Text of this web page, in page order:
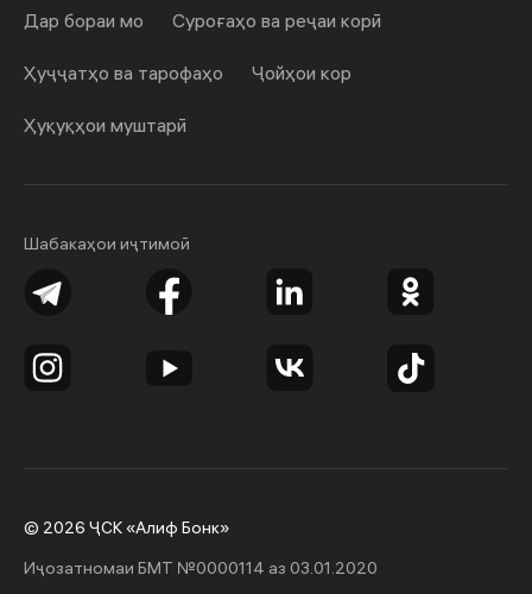
Шабакаҳои иҷтимоӣ
Дар бораи мо Суроғаҳо ва реҷаи корӣ
Ҳуҷҷатҳо ва тарофаҳо Ҷойҳои кор
Ҳуқуқҳои муштарӣ
© 2026 ҶСК «Алиф Бонк»
Иҷозатномаи БМТ №0000114 аз 03.01.2020